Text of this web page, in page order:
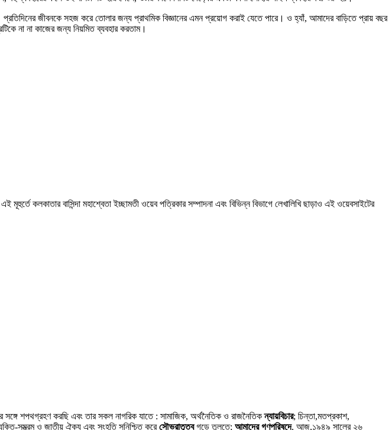
জীবনকে সহজ করে তোলার জন্য প্রাথমিক বিজ্ঞানের এমন প্রয়োগ করাই যেতে পারে। ও হ্যাঁ, আমাদের বাড়িতে প্রায় বছর
না না কাজের জন্য নিয়মিত ব্যবহার করতাম।
কলকাতার বাসিন্দা মহাশ্বেতা ইচ্ছামতী ওয়েব পত্রিকার সম্পাদনা এবং বিভিন্ন বিভাগে লেখালিখি ছাড়াও এই ওয়েবসাইটের
সঙ্গে শপথগ্রহণ করছি এবং তার সকল নাগরিক যাতে : সামাজিক, অর্থনৈতিক ও রাজনৈতিকন্যায়বিচার; চিন্তা,মতপ্রকাশ,
সম্ভ্রম ও জাতীয় ঐক্য এবং সংহতি সুনিশ্চিত করেসৌভ্রাতৃত্বগড়ে তুলতে; আমাদের গণপরিষদে, আজ,১৯৪৯ সালের ২৬